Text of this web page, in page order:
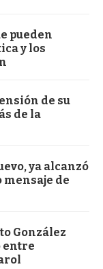
pueden
y los
de su
de la
ya alcanzó
mensaje de
González
entre